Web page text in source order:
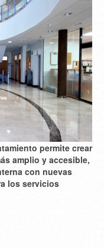
permite crear
amplio y accesible,
con nuevas
los servicios